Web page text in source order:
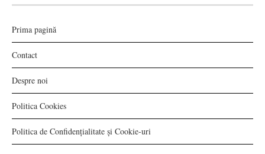
Prima pagină
Contact
Despre noi
Politica Cookies
Politica de Confidențialitate și Cookie-uri